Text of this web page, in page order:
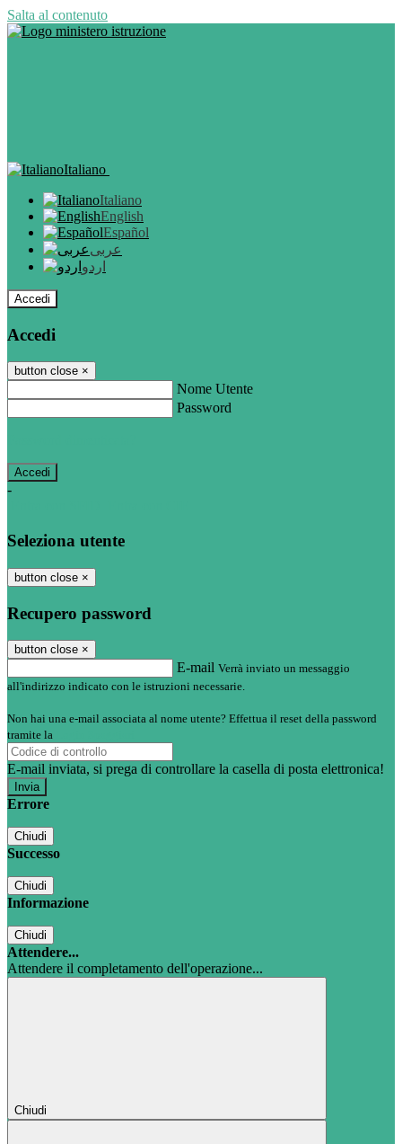
Salta al contenuto
Italiano
Italiano
English
Español
عربى
اردو
Accedi
Accedi
button close ×
Nome Utente
Password
-
Seleziona utente
button close ×
Recupero password
button close ×
E-mail Verrà inviato un messaggio
all'indirizzo indicato con le istruzioni necessarie.
Non hai una e-mail associata al nome utente? Effettua il reset della password
tramite la
E-mail inviata, si prega di controllare la casella di posta elettronica!
Errore
Chiudi
Successo
Chiudi
Informazione
Chiudi
Attendere...
Attendere il completamento dell'operazione...
Chiudi